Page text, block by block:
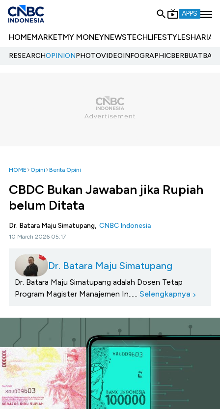
APPS
HOMEMARKETMY MONEYNEWSTECHLIFESTYLESHARIA
RESEARCHOPINIONPHOTOVIDEOINFOGRAPHIC
HOME Opini Berita Opini
CBDC Bukan Jawaban jika Rupiah
belum Ditata
Dr. Batara Maju Simatupang, CNBC Indonesia
10 March 2026 05:17
Dr. Batara Maju Simatupang
Dr. Batara Maju Simatupang adalah Dosen Tetap
Program Magister Manajemen In...... Selengkapnya